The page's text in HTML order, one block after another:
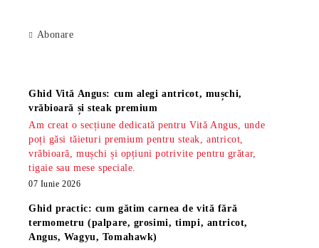
Abonare
Ghid Vită Angus: cum alegi antricot, mușchi,
vrăbioară și steak premium
Am creat o secțiune dedicată pentru Vită Angus, unde
poți găsi tăieturi premium pentru steak, antricot,
vrăbioară, mușchi și opțiuni potrivite pentru grătar,
tigaie sau mese speciale.
07 Iunie 2026
Ghid practic: cum gătim carnea de vită fără
termometru (palpare, grosimi, timpi, antricot,
Angus, Wagyu, Tomahawk)